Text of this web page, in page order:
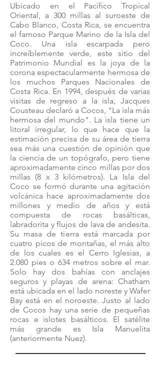
Ubicado en el Pacífico Tropical
Oriental, a 300 millas al suroeste de
Cabo Blanco, Costa Rica, se encuentra
el famoso Parque Marino de la Isla del
Coco. Una isla escarpada pero
increíblemente verde, este sitio del
Patrimonio Mundial es la joya de la
corona espectacularmente hermosa de
los muchos Parques Nacionales de
Costa Rica. En 1994, después de varias
visitas de regreso a la isla, Jacques
Cousteau declaró a Cocos, "La isla más
hermosa del mundo". La isla tiene un
litoral irregular, lo que hace que la
estimación precisa de su área de tierra
sea más una cuestión de opinión que
la ciencia de un topógrafo, pero tiene
aproximadamente cinco millas por dos
millas (8 x 3 kilómetros). La Isla del
Coco se formó durante una agitación
volcánica hace aproximadamente dos
millones y medio de años y está
compuesta de rocas basálticas,
labradorita y flujos de lava de andesita.
Su masa de tierra está marcada por
cuatro picos de montañas, el más alto
de los cuales es el Cerro Iglesias, a
2.080 pies o 634 metros sobre el mar.
Solo hay dos bahías con anclajes
seguros y playas de arena: Chatham
está ubicada en el lado noreste y Wafer
Bay está en el noroeste. Justo al lado
de Cocos hay una serie de pequeñas
rocas e islotes basálticos. El satélite
más grande es Isla Manuelita
(anteriormente Nuez).